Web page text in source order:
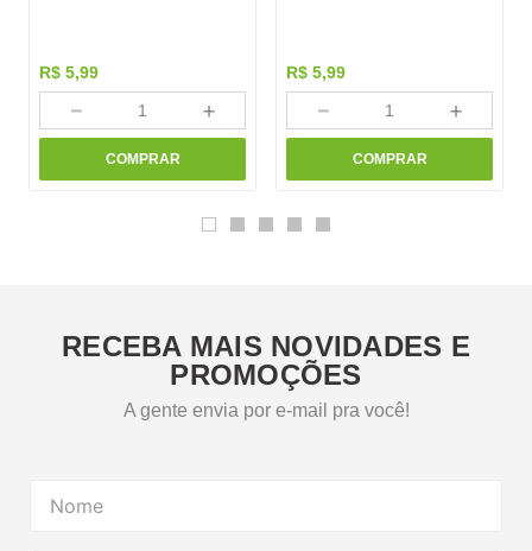
R$ 5,99
＋
－
COMPRAR
R$ 5,99
＋
－
COMPRAR
RECEBA MAIS NOVIDADES E
PROMOÇÕES
A gente envia por e-mail pra você!